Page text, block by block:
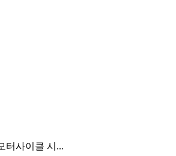
터사이클 시...